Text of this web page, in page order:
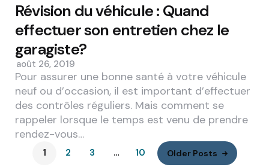
Révision du véhicule : Quand
effectuer son entretien chez le
garagiste?
août 26, 2019
Pour assurer une bonne santé à votre véhicule
neuf ou d’occasion, il est important d’effectuer
des contrôles réguliers. Mais comment se
rappeler lorsque le temps est venu de prendre
rendez-vous…
1 2 3 … 10 Older Posts